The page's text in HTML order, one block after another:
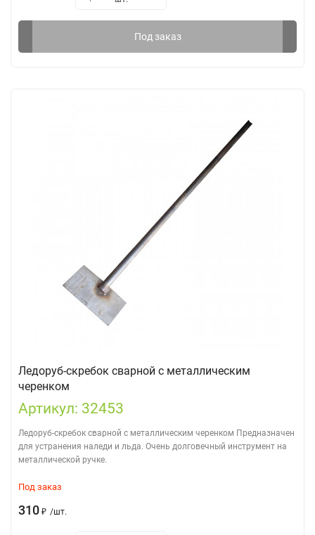
Под заказ
Ледоруб-скребок сварной с металлическим
черенком
Артикул: 32453
Ледоруб-скребок сварной с металлическим черенком Предназначен
для устранения наледи и льда. Очень долговечный инструмент на
металлической ручке.
Под заказ
310 ₽ /шт.